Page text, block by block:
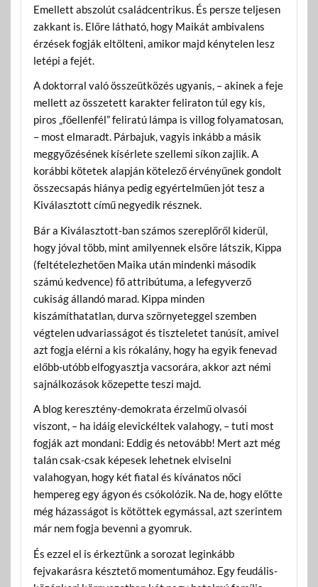
Emellett abszolút családcentrikus. És persze teljesen
zakkant is. Előre látható, hogy Maikát ambivalens
érzések fogják eltölteni, amikor majd kénytelen lesz
letépi a fejét.
A doktorral való összeütközés ugyanis, – akinek a feje
mellett az összetett karakter feliraton túl egy kis,
piros „főellenfél” feliratú lámpa is villog folyamatosan,
– most elmaradt. Párbajuk, vagyis inkább a másik
meggyőzésének kísérlete szellemi síkon zajlik. A
korábbi kötetek alapján kötelező érvényűnek gondolt
összecsapás hiánya pedig egyértelműen jót tesz a
Kiválasztott című negyedik résznek.
Bár a Kiválasztott-ban számos szereplőről kiderül,
hogy jóval több, mint amilyennek elsőre látszik, Kippa
(feltételezhetően Maika után mindenki második
számú kedvence) fő attribútuma, a lefegyverző
cukiság állandó marad. Kippa minden
kiszámíthatatlan, durva szörnyeteggel szemben
végtelen udvariasságot és tiszteletet tanúsít, amivel
azt fogja elérni a kis rókalány, hogy ha egyik fenevad
előbb-utóbb elfogyasztja vacsorára, akkor azt némi
sajnálkozások közepette teszi majd.
A blog keresztény-demokrata érzelmű olvasói
viszont, – ha idáig elevickéltek valahogy, – tuti most
fogják azt mondani: Eddig és netovább! Mert azt még
talán csak-csak képesek lehetnek elviselni
valahogyan, hogy két fiatal és kívánatos nőci
hempereg egy ágyon és csókolózik. Na de, hogy előtte
még házasságot is kötöttek egymással, azt szerintem
már nem fogja bevenni a gyomruk.
És ezzel el is érkeztünk a sorozat leginkább
fejvakarásra késztető momentumához. Egy feudális-